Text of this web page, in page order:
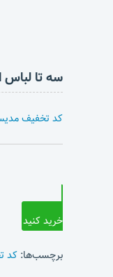
سه تا لباس
کد تخفیف
خرید کنید
برچسب‌ها: کد